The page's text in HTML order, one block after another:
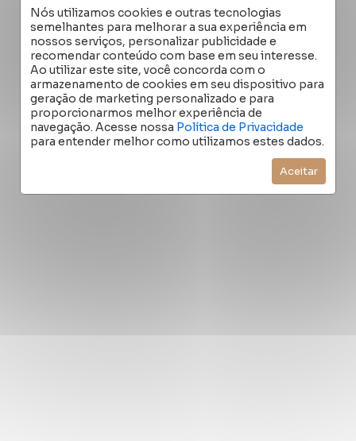
Nós utilizamos cookies e outras tecnologias
semelhantes para melhorar a sua experiência em
nossos serviços, personalizar publicidade e
recomendar conteúdo com base em seu interesse.
Ao utilizar este site, você concorda com o
armazenamento de cookies em seu dispositivo para
geração de marketing personalizado e para
proporcionarmos melhor experiência de
navegação. Acesse nossa Política de Privacidade
para entender melhor como utilizamos estes dados.
Aceitar
Quero Comprar
Quero Alugar